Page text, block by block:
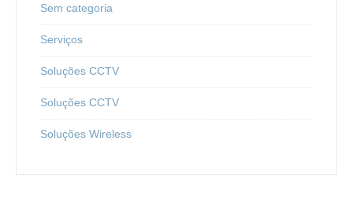
Sem categoria
Serviços
Soluções CCTV
Soluções CCTV
Soluções Wireless